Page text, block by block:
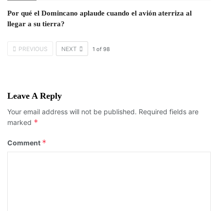
Por qué el Domincano aplaude cuando el avión aterriza al
llegar a su tierra?
PREVIOUS NEXT 1 of 98
Leave A Reply
Your email address will not be published. Required fields are
marked *
Comment *